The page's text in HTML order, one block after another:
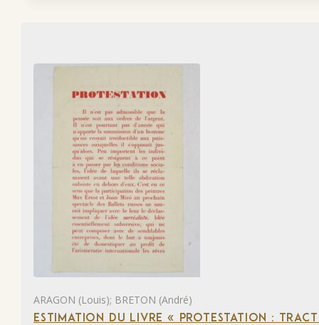
ARAGON (Louis); BRETON (André)
ESTIMATION DU LIVRE « PROTESTATION :